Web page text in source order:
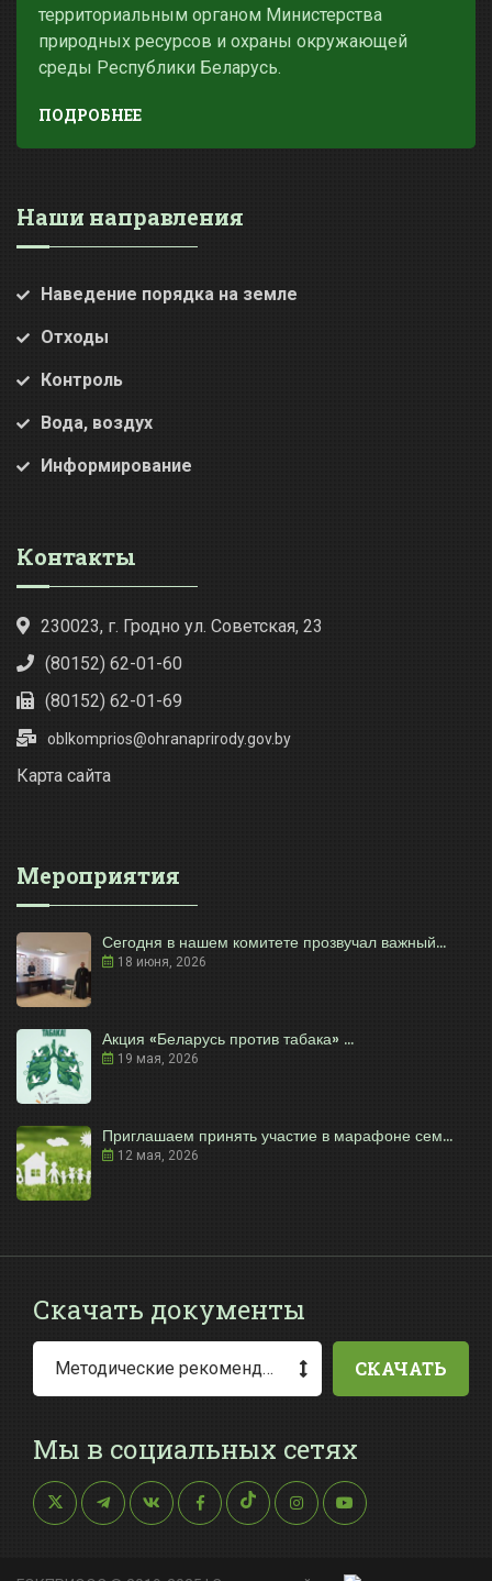
территориальным органом Министерства
природных ресурсов и охраны окружающей
среды Республики Беларусь.
ПОДРОБНЕЕ
Наши направления
Наведение порядка на земле
Отходы
Контроль
Вода, воздух
Информирование
Контакты
230023, г. Гродно ул. Советская, 23
(80152) 62-01-60
(80152) 62-01-69
oblkomprios@ohranaprirody.gov.by
Карта сайта
Мероприятия
Сегодня в нашем комитете прозвучал важный...
18 июня, 2026
Акция «Беларусь против табака» ...
19 мая, 2026
Приглашаем принять участие в марафоне сем...
12 мая, 2026
Скачать документы
Методические рекомендации по заполнению заявления о выдаче разрешения на специальное водопользование СКАЧАТЬ
Мы в социальных сетях